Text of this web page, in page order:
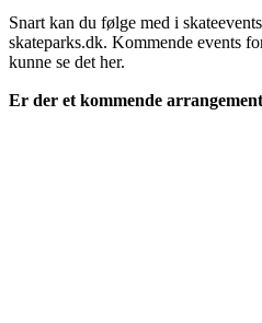
Snart kan du følge med i
skateparks.dk. Kommende events
kunne se det her.
Er der et kommende